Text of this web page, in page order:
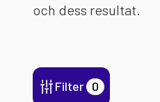
och dess resultat.
Filter 0